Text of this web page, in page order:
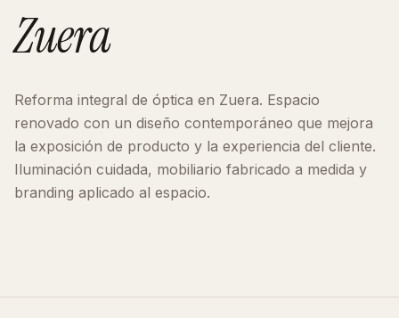
Zuera
Reforma integral de óptica en Zuera. Espacio
renovado con un diseño contemporáneo que mejora
la exposición de producto y la experiencia del cliente.
Iluminación cuidada, mobiliario fabricado a medida y
branding aplicado al espacio.